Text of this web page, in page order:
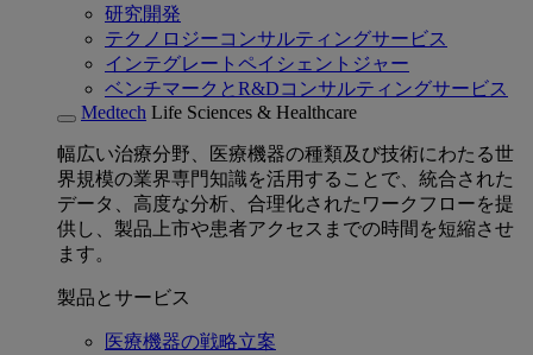
研究開発
テクノロジーコンサルティングサービス
インテグレートペイシェントジャー
ベンチマークとR&Dコンサルティングサービス
Medtech Life Sciences & Healthcare
幅広い治療分野、医療機器の種類及び技術にわたる世
界規模の業界専門知識を活用することで、統合された
データ、高度な分析、合理化されたワークフローを提
供し、製品上市や患者アクセスまでの時間を短縮させ
ます。
製品とサービス
医療機器の戦略立案